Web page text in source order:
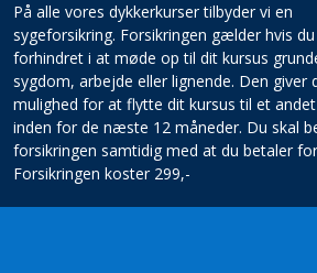
På alle vores dykkerkurser tilbyder vi en
sygeforsikring. Forsikringen gælder hvis
forhindret i at møde op til dit kursus
sygdom, arbejde eller lignende. Den giver
mulighed for at flytte dit kursus til et
inden for de næste 12 måneder. Du skal
forsikringen samtidig med at du betaler
Forsikringen koster 299,-